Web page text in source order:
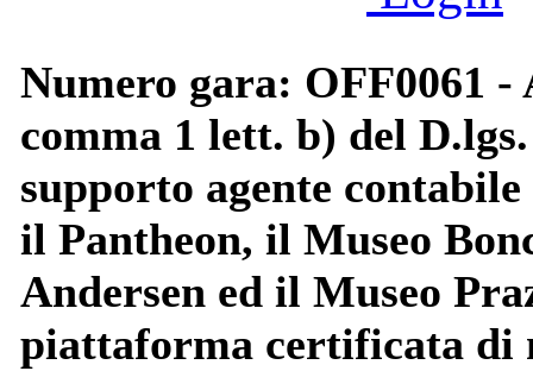
Numero gara: OFF0061
comma 1 lett. b) del
supporto agente
il Pantheon, il Museo
Andersen ed il Museo
piattaforma certificata di